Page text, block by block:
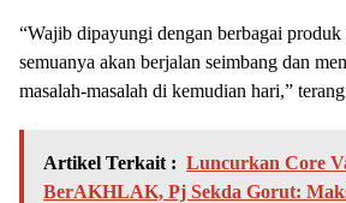
“Wajib dipayungi dengan berbagai produk
semuanya akan berjalan seimbang dan
masalah-masalah di kemudian hari,”
Artikel Terkait : Luncurkan Core
BerAKHLAK, Pj Sekda Gorut: